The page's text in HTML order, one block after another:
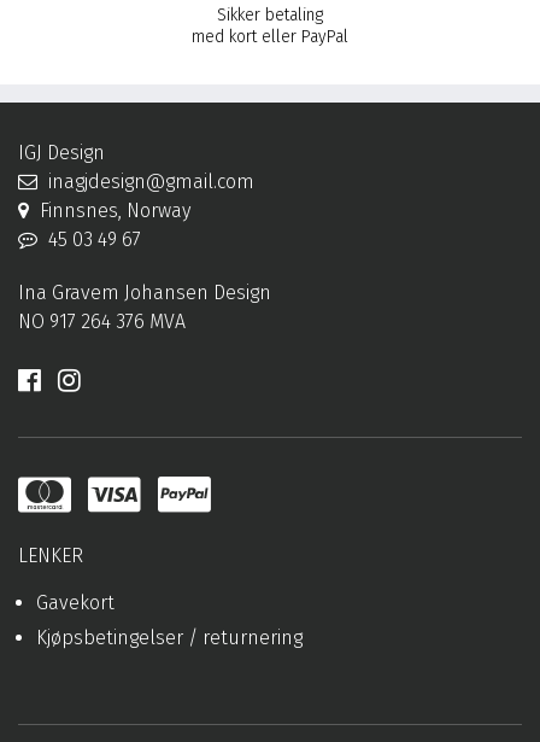
Sikker betaling
med kort eller PayPal
IGJ Design
inagjdesign@gmail.com
Finnsnes, Norway
45 03 49 67
Ina Gravem Johansen Design
NO 917 264 376 MVA
LENKER
Gavekort
Kjøpsbetingelser / returnering